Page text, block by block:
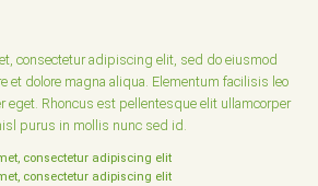
consectetur adipiscing elit, sed do eiusmod
et dolore magna aliqua. Elementum facilisis leo
eget. Rhoncus est pellentesque elit ullamcorper
purus in mollis nunc sed id.
consectetur adipiscing elit
consectetur adipiscing elit